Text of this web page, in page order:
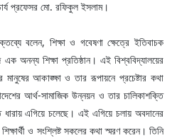
প্রফেসর মো. রফিকুল ইসলাম।
বলেন, শিক্ষা ও গবেষণা ক্ষেত্রে ইতিবাচক
অনন্য শিক্ষা প্রতিষ্ঠান। এই বিশ্ববিদ্যালয়ের
মানুষের আকাঙ্ক্ষা ও তার রূপায়নে প্রচেষ্টার কথা
আর্থ-সামাজিক উন্নয়ন ও তার চালিকাশক্তি
ধারায় এগিয়ে চলেছে। এই এগিয়ে চলায় অবদানের
ও সংশ্লিষ্ট সকলের কথা স্মরণ করেন। তিনি